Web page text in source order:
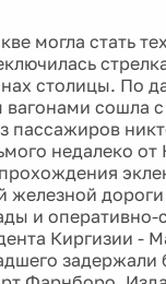
могла стать
столицы. По
сошла с
пассажиров
недалеко от
железной
и оперативно-
Киргизии -
задержали